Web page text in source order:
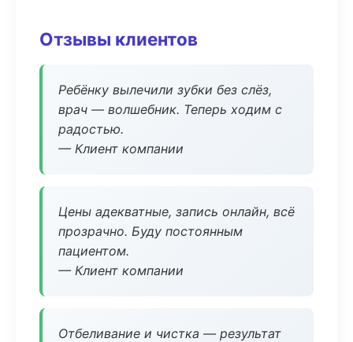
Отзывы клиентов
Ребёнку вылечили зубки без слёз,
врач — волшебник. Теперь ходим с
радостью.
— Клиент компании
Цены адекватные, запись онлайн, всё
прозрачно. Буду постоянным
пациентом.
— Клиент компании
Отбеливание и чистка — результат